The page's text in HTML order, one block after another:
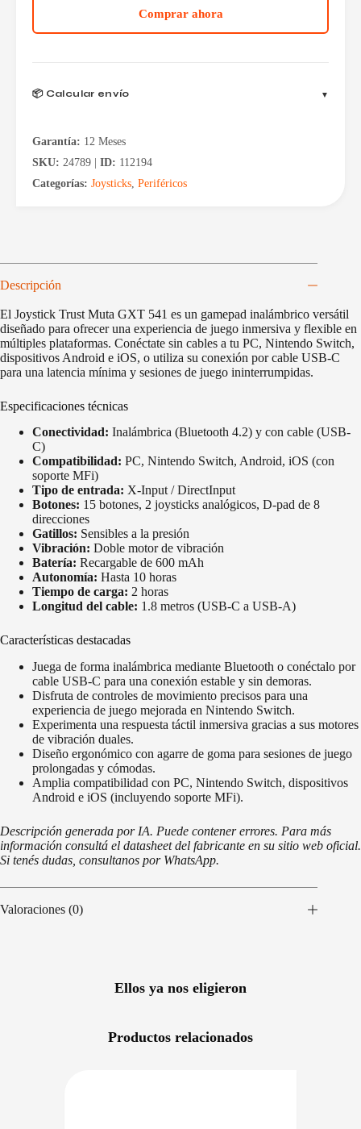
Comprar ahora
📦 Calcular envío
Garantía: 12 Meses
SKU: 24789 | ID: 112194
Categorías: Joysticks Periféricos
Descripción
El Joystick Trust Muta GXT 541 es un gamepad inalámbrico versátil
diseñado para ofrecer una experiencia de juego inmersiva y flexible en
múltiples plataformas. Conéctate sin cables a tu PC, Nintendo Switch,
dispositivos Android e iOS, o utiliza su conexión por cable USB-C
para una latencia mínima y sesiones de juego ininterrumpidas.
Especificaciones técnicas
Conectividad: Inalámbrica (Bluetooth 4.2) y con cable (USB-
C)
Compatibilidad: PC, Nintendo Switch, Android, iOS (con
soporte MFi)
Tipo de entrada: X-Input / DirectInput
Botones: 15 botones, 2 joysticks analógicos, D-pad de 8
direcciones
Gatillos: Sensibles a la presión
Vibración: Doble motor de vibración
Batería: Recargable de 600 mAh
Autonomía: Hasta 10 horas
Tiempo de carga: 2 horas
Longitud del cable: 1.8 metros (USB-C a USB-A)
Características destacadas
Juega de forma inalámbrica mediante Bluetooth o conéctalo por
cable USB-C para una conexión estable y sin demoras.
Disfruta de controles de movimiento precisos para una
experiencia de juego mejorada en Nintendo Switch.
Experimenta una respuesta táctil inmersiva gracias a sus motores
de vibración duales.
Diseño ergonómico con agarre de goma para sesiones de juego
prolongadas y cómodas.
Amplia compatibilidad con PC, Nintendo Switch, dispositivos
Android e iOS (incluyendo soporte MFi).
Descripción generada por IA. Puede contener errores. Para más
información consultá el datasheet del fabricante en su sitio web oficial.
Si tenés dudas, consultanos por WhatsApp.
Valoraciones (0)
Ellos ya nos eligieron
Productos relacionados